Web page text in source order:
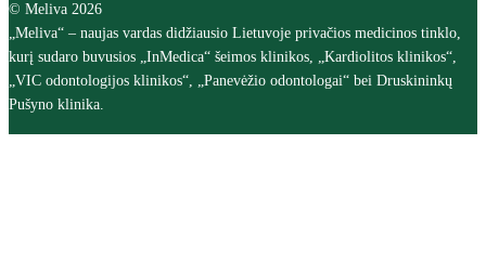
© Meliva 2026
„Meliva“ – naujas vardas didžiausio Lietuvoje privačios medicinos tinklo,
kurį sudaro buvusios „InMedica“ šeimos klinikos, „Kardiolitos klinikos“,
„VIC odontologijos klinikos“, „Panevėžio odontologai“ bei Druskininkų
Pušyno klinika.